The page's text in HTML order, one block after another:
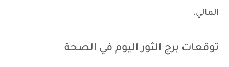
المالي.
توقعات برج الثور اليوم في الصحة